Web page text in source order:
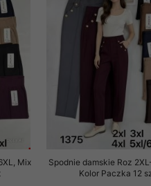
Mix
Spodnie damskie Roz
Kolor Paczka 12